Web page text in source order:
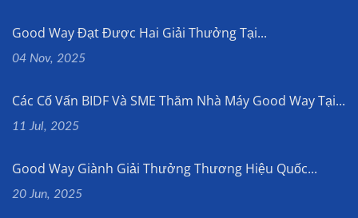
Good Way Đạt Được Hai Giải Thưởng Tại...
04 Nov, 2025
Các Cố Vấn BIDF Và SME Thăm Nhà Máy Good Way Tại...
11 Jul, 2025
Good Way Giành Giải Thưởng Thương Hiệu Quốc...
20 Jun, 2025